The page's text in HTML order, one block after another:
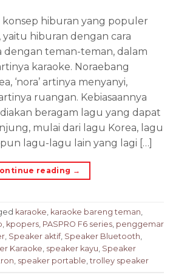
konsep hiburan yang populer
yaitu hiburan dengan cara
dengan teman-teman, dalam
karaoke. Noraebang
‘nora’ artinya menyanyi,
ruangan. Kebiasaannya
beragam lagu yang dapat
mulai dari lagu Korea, lagu
lagu-lagu lain yang lagi […]
reading →
karaoke karaoke bareng teman
kpopers PASPRO F6 series penggemar
Speaker aktif, Speaker Bluetooth
Karaoke speaker kayu Speaker
speaker portable trolley speaker